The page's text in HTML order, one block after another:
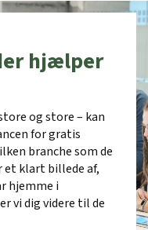
hjælper
og store – kan
for gratis
branche som de
et klart billede af,
hjemme i
vi dig videre til de